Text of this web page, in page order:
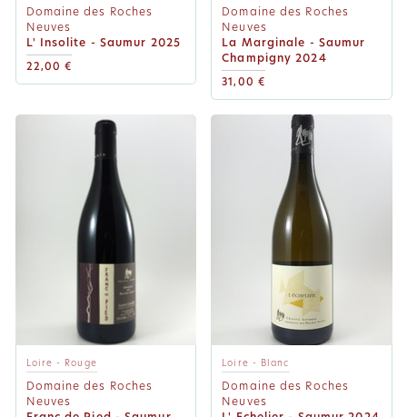
Domaine des Roches
Neuves
L' Insolite - Saumur 2025
22,00 €
Domaine des Roches
Neuves
La Marginale - Saumur
Champigny 2024
31,00 €
Loire - Rouge
Domaine des Roches
Neuves
Loire - Blanc
Domaine des Roches
Neuves